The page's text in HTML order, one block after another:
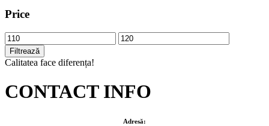
Price
Preț
minim
Preț
maxim
Filtrează
Calitatea face diferența!
CONTACT INFO
Adresă: